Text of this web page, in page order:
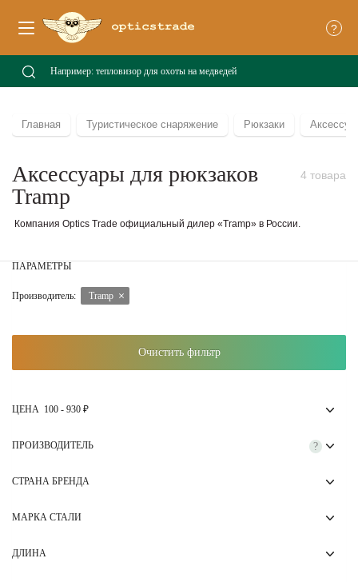
?
Главная Туристическое снаряжение Рюкзаки
Аксессуары для рюкзаков
Tramp
4 товара
Компания Optics Trade официальный дилер «Tramp» в России.
ПАРАМЕТРЫ
Производитель: Tramp
Очистить фильтр
ЦЕНА 100 - 930 ₽
?
ПРОИЗВОДИТЕЛЬ
СТРАНА БРЕНДА
МАРКА СТАЛИ
ДЛИНА